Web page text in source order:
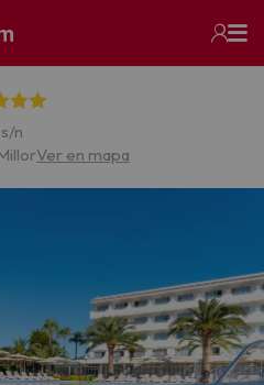
n
Ver en mapa